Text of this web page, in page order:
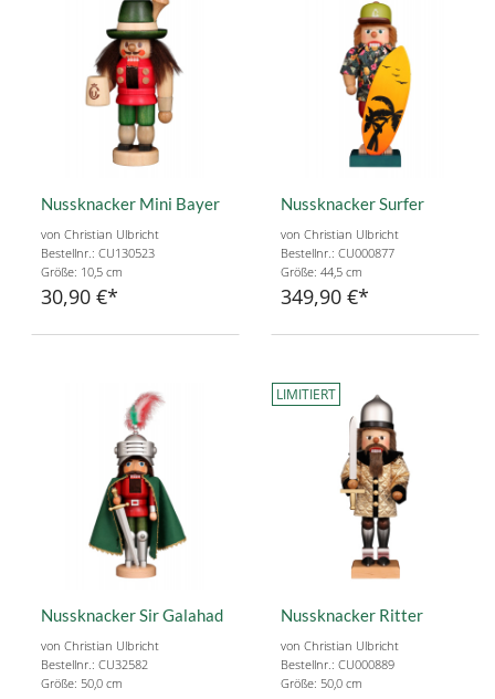
Nussknacker Mini Bayer
von Christian Ulbricht
Bestellnr.: CU130523
Größe: 10,5 cm
30,90 €
Nussknacker Surfer
von Christian Ulbricht
Bestellnr.: CU000877
Größe: 44,5 cm
349,90 €
Nussknacker Sir Galahad
von Christian Ulbricht
Bestellnr.: CU32582
Größe: 50,0 cm
LIMITIERT
Nussknacker Ritter
von Christian Ulbricht
Bestellnr.: CU000889
Größe: 50,0 cm